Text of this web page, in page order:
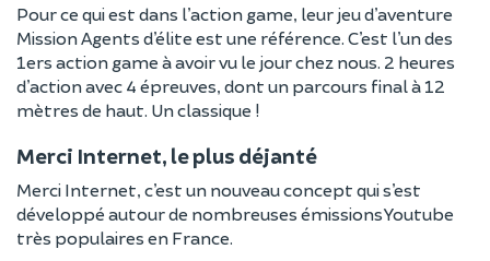
Pour ce qui est dans l’action game, leur jeu d’aventure
Mission Agents d’élite est une référence. C’est l’un des
1ers action game à avoir vu le jour chez nous. 2 heures
d’action avec 4 épreuves, dont un parcours final à 12
mètres de haut. Un classique !
Merci Internet, le plus déjanté
Merci Internet, c’est un nouveau concept qui s’est
développé autour de nombreuses émissions Youtube
très populaires en France.